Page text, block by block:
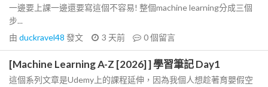
一邊要上課一邊還要寫這個不容易! 整個machine learning分成三個
步...
由 duckravel48 發文 3 天前 0個留言
[Machine Learning A-Z [2026] ] 學習筆記 Day1
這個系列文章是Udemy上的課程延伸，因為我個人想趁著育嬰假空